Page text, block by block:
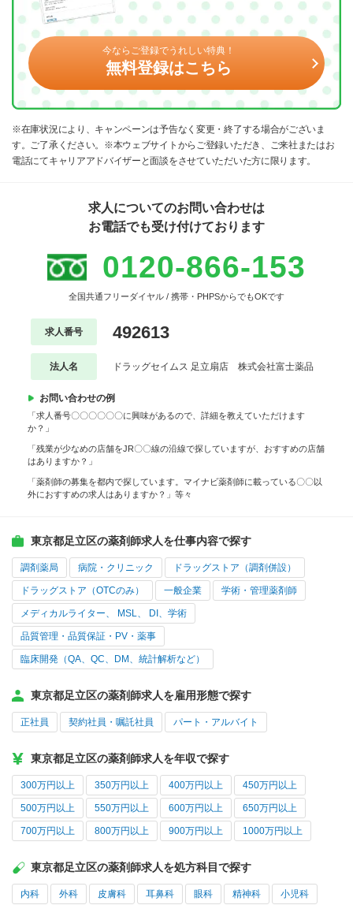
今ならご登録でうれしい特典！
無料登録はこちら
※在庫状況により、キャンペーンは予告なく変更・終了する場合がございま
す。ご了承ください。※本ウェブサイトからご登録いただき、ご来社またはお
電話にてキャリアアドバイザーと面談をさせていただいた方に限ります。
求人についてのお問い合わせは
お電話でも受け付けております
0120-866-153
全国共通フリーダイヤル / 携帯・PHPSからでもOKです
求人番号 492613
法人名 ドラッグセイムス 足立扇店 株式会社富士薬品
お問い合わせの例
「求人番号〇〇〇〇〇〇に興味があるので、詳細を教えていただけます
か？」
「残業が少なめの店舗をJR〇〇線の沿線で探していますが、おすすめの店舗
はありますか？」
「薬剤師の募集を都内で探しています。マイナビ薬剤師に載っている〇〇以
外におすすめの求人はありますか？」等々
東京都足立区の薬剤師求人を仕事内容で探す
調剤薬局 病院・クリニック ドラッグストア（調剤併設）
ドラッグストア（OTCのみ） 一般企業 学術・管理薬剤師
メディカルライター、 MSL、 DI、学術
品質管理・品質保証・PV・薬事
臨床開発（QA、QC、DM、統計解析など）
東京都足立区の薬剤師求人を雇用形態で探す
正社員 契約社員・嘱託社員 パート・アルバイト
東京都足立区の薬剤師求人を年収で探す
300万円以上 350万円以上 400万円以上 450万円以上
500万円以上 550万円以上 600万円以上 650万円以上
700万円以上 800万円以上 900万円以上 1000万円以上
東京都足立区の薬剤師求人を処方科目で探す
内科 外科 皮膚科 耳鼻科 眼科 精神科 小児科